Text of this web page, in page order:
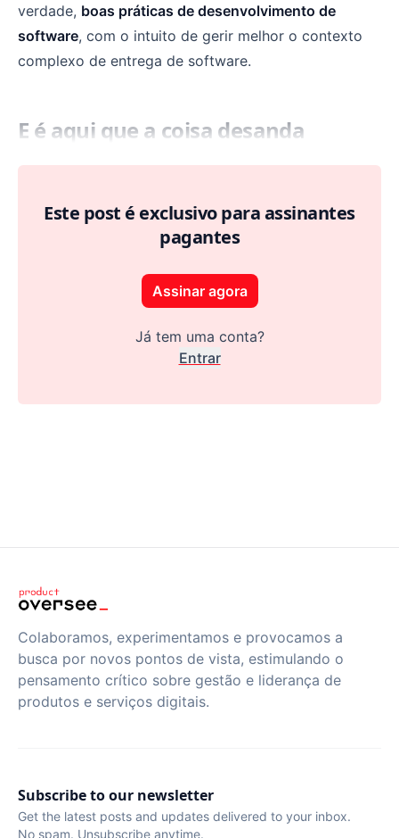
verdade, boas práticas de desenvolvimento de
software, com o intuito de gerir melhor o contexto
complexo de entrega de software.
E é aqui que a coisa desanda
Este post é exclusivo para assinantes
pagantes
Assinar agora
Já tem uma conta?
Entrar
Colaboramos, experimentamos e provocamos a
busca por novos pontos de vista, estimulando o
pensamento crítico sobre gestão e liderança de
produtos e serviços digitais.
Subscribe to our newsletter
Get the latest posts and updates delivered to your inbox.
No spam. Unsubscribe anytime.